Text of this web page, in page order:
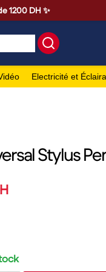
1200 DH ✨
Electricité et
Stylus